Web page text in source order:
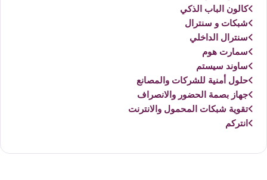
كالون الباب الذكي
شبكات و سنترال
سنترال الداخلي
سمارت هوم
ساوند سيستم
حلول أمنية للشركات والمصانع
جهاز بصمة الحضور والانصراف
تقوية شبكات المحمول والانترنت
انتركم